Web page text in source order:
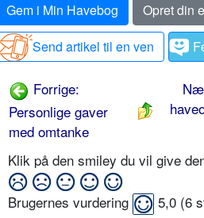
Gem i Min Havebog
Opret din
Send artikel til en ven
Forrige:
Personlige gaver
med omtanke
Klik på den smiley du vil give
Brugernes vurdering 5,0 (6